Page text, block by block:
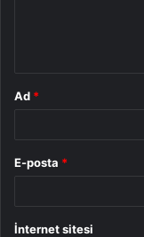
Ad *
E-posta *
İnternet sitesi